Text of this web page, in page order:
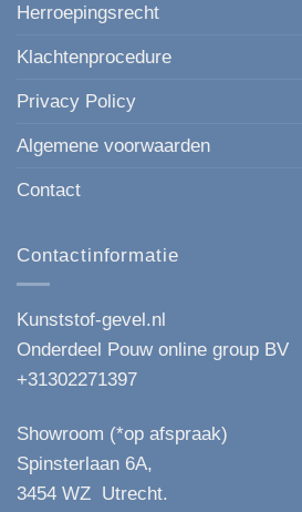
Herroepingsrecht
Klachtenprocedure
Privacy Policy
Algemene voorwaarden
Contact
Contactinformatie
Kunststof-gevel.nl
Onderdeel Pouw online group BV
+31302271397
Showroom (*op afspraak)
Spinsterlaan 6A,
3454 WZ Utrecht.